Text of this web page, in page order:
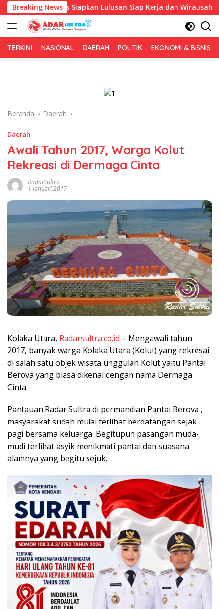
Langsung
ke
konten
Breaking News
Fokus Siapkan Lulusan Siap Kerja dan Wirausaha
TERKINI NASIONAL DAERAH POLITIK EKONOMI & BISNIS
Beranda Daerah
Daerah
Awali Tahun 2017, Warga Kolut
Rekreasi di Dermaga Cinta
RadarSultra
1 Januari 2017
Kolaka Utara, Radarsultra.co.id – Mengawali tahun
2017, banyak warga Kolaka Utara (Kolut) yang rekresai
di salah satu objek wisata unggulan Kolut yaitu Pantai
Berova yang biasa dikenal dengan nama Dermaga
Cinta.
Pantauan Radar Sultra di permandian Pantai Berova ,
masyarakat sudah mulai terlihat berdatangan sejak
pagi bersama keluarga. Begitupun pasangan muda-
mudi terlihat asyik menikmati pantai dan suasana
alamnya yang begitu sejuk.